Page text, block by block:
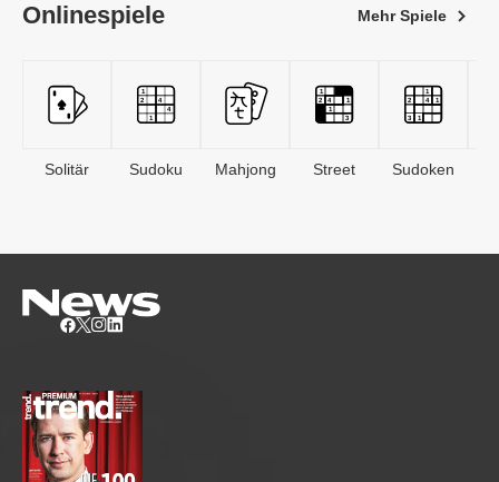
Onlinespiele Mehr Spiele
Solitär Sudoku Mahjong Street Sudoken